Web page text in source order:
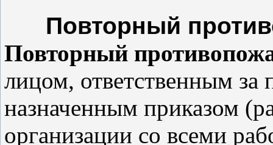
Повторный
Повторный
лицом, ответственным за
назначенным приказом
организации со всеми